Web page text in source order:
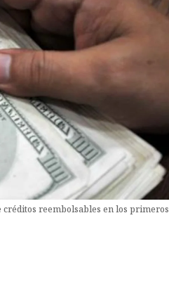
créditos reembolsables en los primeros